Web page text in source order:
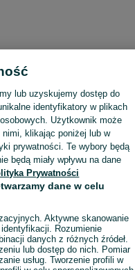
lub uzyskujemy dostęp do
identyfikatory w plikach
Użytkownik może
klikając poniżej lub w
prywatności. Te wybory będą
będą miały wpływu na dane
Prywatności
dane w celu
Aktywne skanowanie
Rozumienie
danych z różnych źródeł.
lub dostęp do nich. Pomiar
usług. Tworzenie profili w